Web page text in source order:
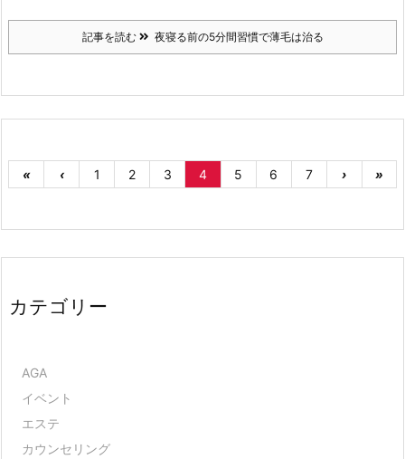
記事を読む 夜寝る前の5分間習慣で薄毛は治る
« ‹ 1 2 3 4 5 6 7 › »
カテゴリー
AGA
イベント
エステ
カウンセリング